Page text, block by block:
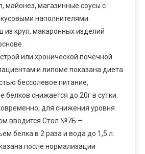
майонез, магазинные соусы с
наполнителями.
из круп, макаронных изделий
или хронической почечной
и липоме показана диета
бессолевое питание,
снижается до 20г в сутки.
для снижения уровня
вводится Стол №7Б –
белка в 2 раза и вода до 1,5 л.
после нормализации